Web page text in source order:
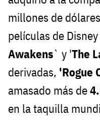
millones de
películas de
Awakens` y 'The
derivadas, 'Rogue
amasado más de
en la taquilla